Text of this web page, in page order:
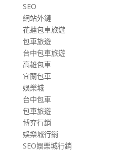
SEO
網站外鏈
花蓮包車旅遊
包車旅遊
台中包車旅遊
高雄包車
宜蘭包車
娛樂城
台中包車
包車旅遊
博弈行銷
娛樂城行銷
SEO娛樂城行銷